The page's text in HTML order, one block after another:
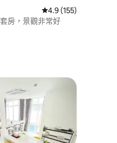
（滿分 5 分）
從 155 則評價中獲得
4.9 (155)
房，景觀非常好